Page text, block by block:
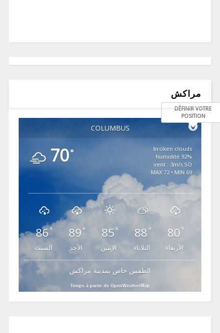
مراكش
COLUMBUS
DÉFINIR VOTRE
POSITION
70°
broken clouds
92% humidité
vent : 3m/s SO
MAX 72 • MIN 69
86°
السبت
89 °
الأحد
85°
الإثنين
88 °
الثلاثاء
80 °
الأربعاء
الطقس خاص بمدينة مراكش
Temps à partir de OpenWeatherMap